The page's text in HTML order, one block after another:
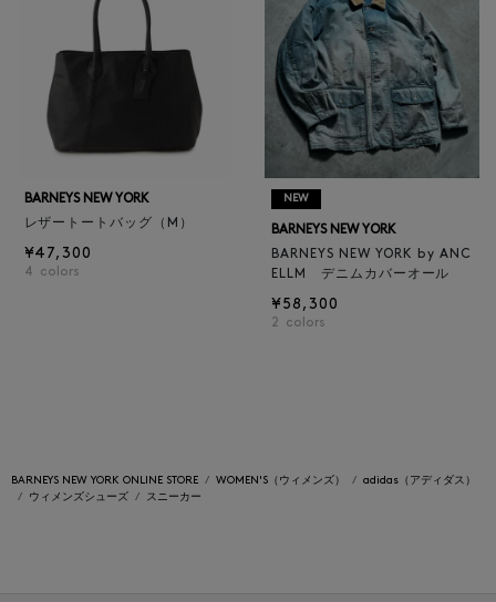
BARNEYS NEW YORK
レザートートバッグ（M）
¥47,300
4 colors
NEW
BARNEYS NEW YORK
BARNEYS NEW YORK by ANC
ELLM デニムカバーオール
¥58,300
2 colors
BARNEYS NEW YORK ONLINE STORE WOMEN'S（ウィメンズ）
adidas（アディダス）
ウィメンズシューズ
スニーカー